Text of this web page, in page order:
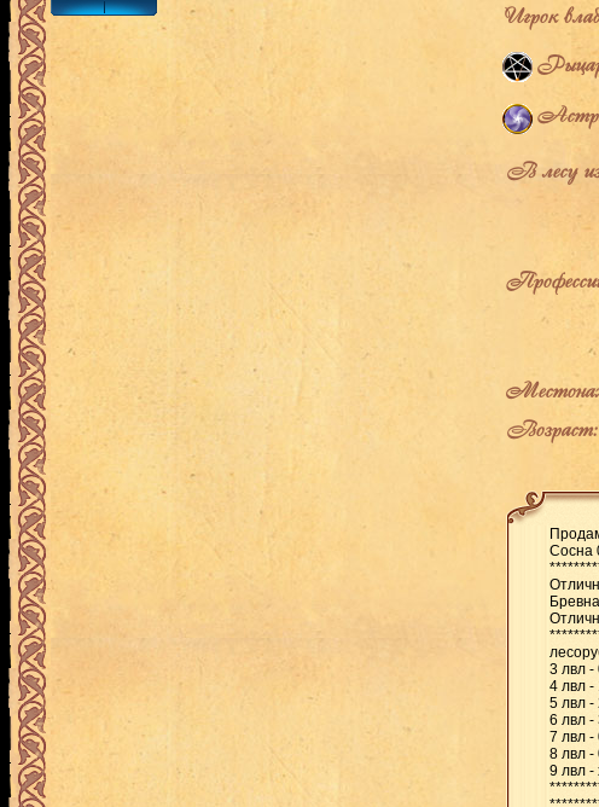
Игрок
В лесу
Возраст:
Сосна
3 лвл -
4 лвл -
5 лвл -
6 лвл -
7 лвл -
8 лвл -
9 лвл -